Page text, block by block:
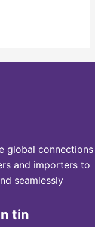
global connections
and importers to
seamlessly
tin